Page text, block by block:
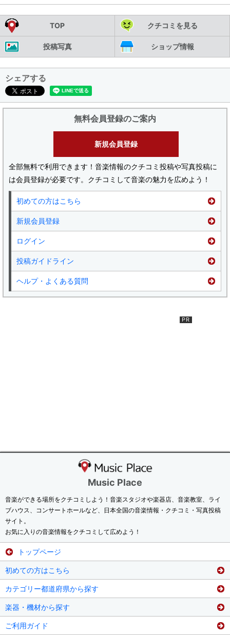
TOP クチコミを見る
投稿写真 ショップ情報
シェアする
無料会員登録のご案内
新規会員登録
全部無料で利用できます！音楽情報のクチコミ投稿や写真投稿に
は会員登録が必要です。クチコミして音楽の魅力を広めよう！
初めての方はこちら
新規会員登録
ログイン
投稿ガイドライン
ヘルプ・よくある質問
Music Place
音楽ができる場所をクチコミしよう！音楽スタジオや楽器店、音楽教室、ライ
ブハウス、コンサートホールなど、日本全国の音楽情報・クチコミ・写真投稿
サイト。
お気に入りの音楽情報をクチコミして広めよう！
トップページ
初めての方はこちら
カテゴリー都道府県から探す
楽器・機材から探す
ご利用ガイド